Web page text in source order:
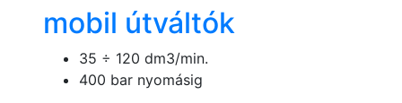
mobil útváltók
35 ÷ 120 dm3/min.
400 bar nyomásig